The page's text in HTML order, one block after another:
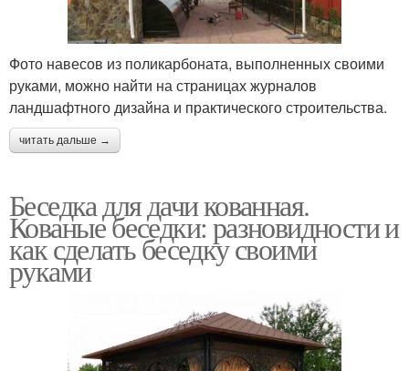
Фото навесов из поликарбоната, выполненных своими
руками, можно найти на страницах журналов
ландшафтного дизайна и практического строительства.
читать дальше →
Беседка для дачи кованная.
Кованые беседки: разновидности и
как сделать беседку своими
руками